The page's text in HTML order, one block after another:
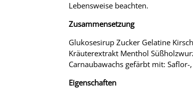
Lebensweise beachten.
Zusammensetzung
Glukosesirup Zucker Gelatine
Kräuterextrakt Menthol
Carnaubawachs gefärbt mit:
Eigenschaften